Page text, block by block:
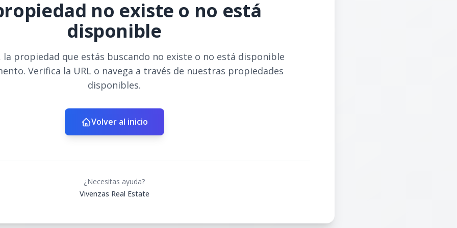
no existe o no está
disponible
propiedad que estás buscando no existe o no está disponible
Verifica la URL o navega a través de nuestras propiedades
disponibles.
Volver al inicio
¿Necesitas ayuda?
Vivenzas Real Estate